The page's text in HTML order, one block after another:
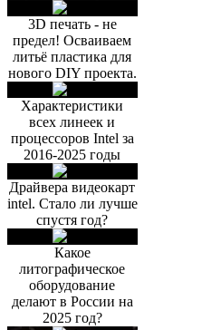
3D печать - не
предел! Осваиваем
литьё пластика для
нового DIY проекта.
Характеристики
всех линеек и
процессоров Intel за
2016-2025 годы
Драйвера видеокарт
intel. Стало ли лучше
спустя год?
Какое
литографическое
оборудование
делают в России на
2025 год?